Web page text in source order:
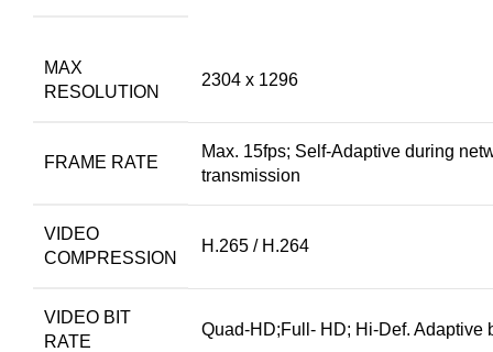
MAX
RESOLUTION
2304 x 1296
FRAME RATE
Max. 15fps; Self-Adaptive during
transmission
VIDEO
COMPRESSION
H.265 / H.264
VIDEO BIT
RATE
Quad-HD;Full- HD; Hi-Def. Adaptive